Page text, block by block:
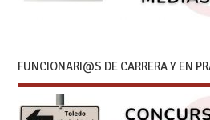
FUNCIONARI@S DE CARRERA Y EN